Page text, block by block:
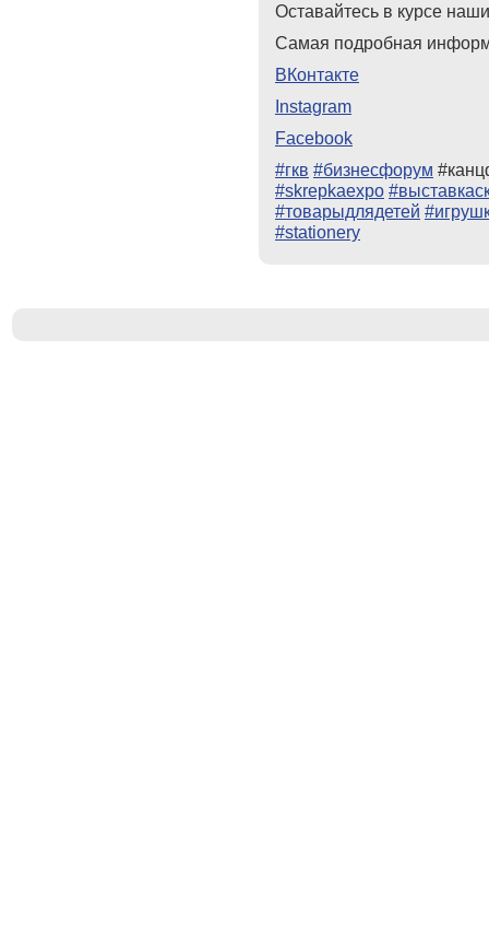
Оставайтесь в курсе
Самая подробная
ВКонтакте
Instagram
Facebook
#гкв #бизнесфорум
#skrepkaexpo
#товарыдлядетей
#stationery